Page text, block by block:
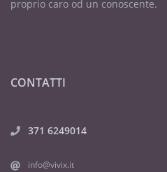
proprio caro od un conoscente.
CONTATTI
371 6249014
info@vivix.it